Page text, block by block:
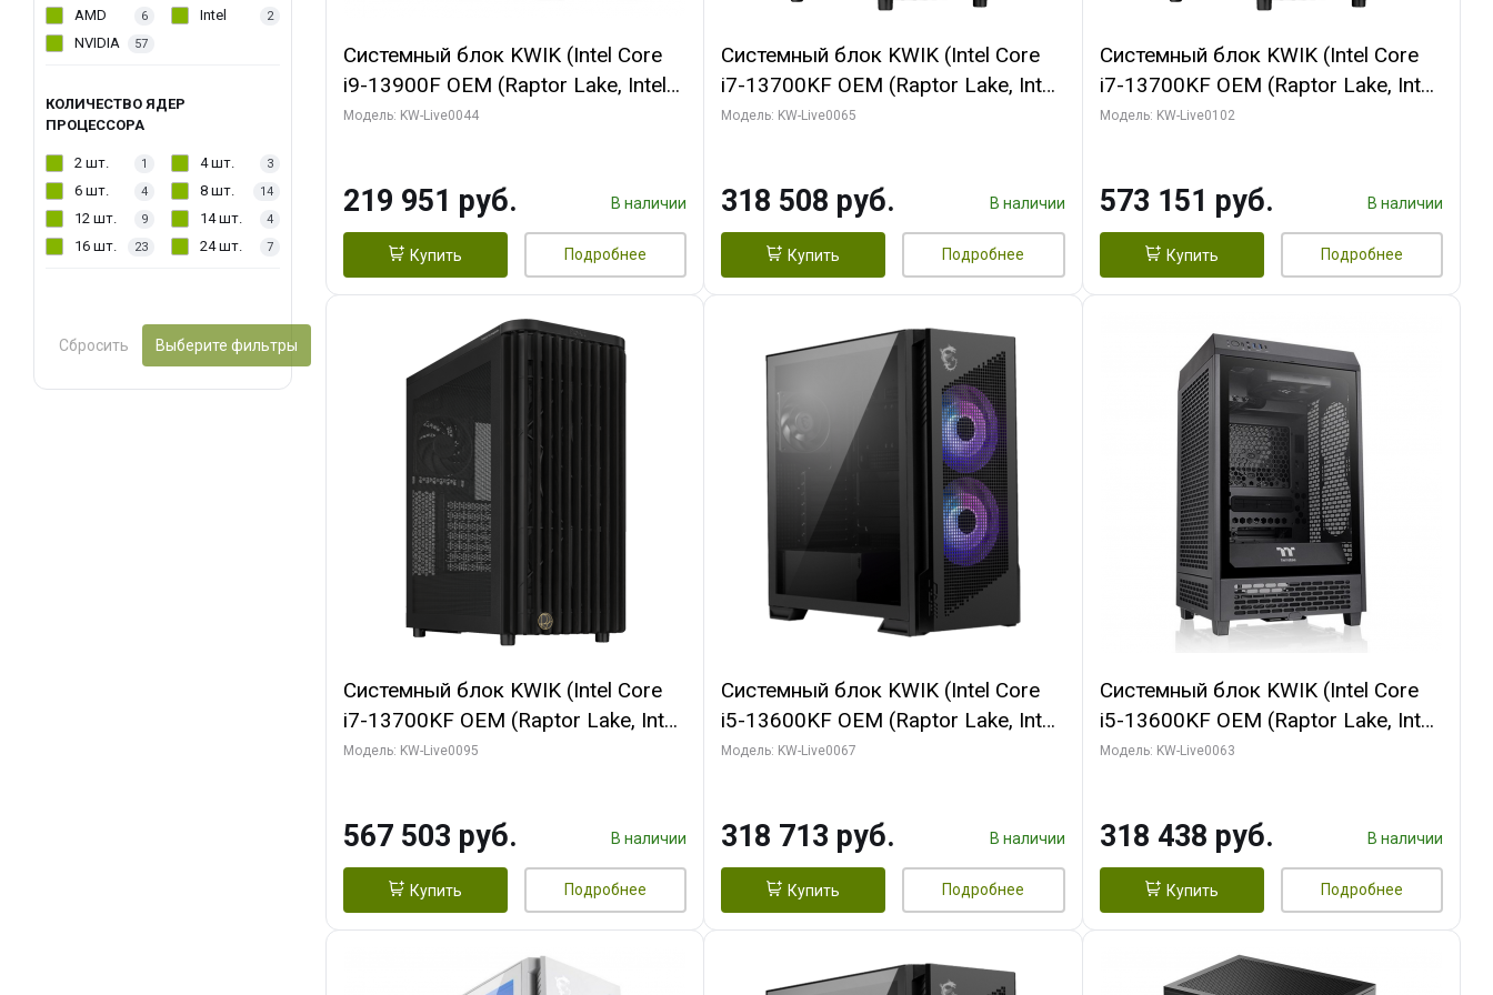
AMD 6 Intel 2
NVIDIA 57
КОЛИЧЕСТВО ЯДЕР
ПРОЦЕССОРА
2 шт. 1 4 шт. 3
6 шт. 4 8 шт. 14
12 шт. 9 14 шт. 4
16 шт. 23 24 шт. 7
Сбросить Выберите фильтры
Системный блок KWIK (Intel Core
i9-13900F OEM (Raptor Lake, Intel
7, Efficient-co/ 32 ГБ ОЗУ (2
HD/ 512 ГБ SSD)
Модель: KW-Live0044
219 951 руб. В наличии
Купить Подробнее
Системный блок KWIK (Intel Core
i7-13700KF OEM (Raptor Lake, Intel
7, C16 8EC/8PC/ 64 ГБ ОЗУ (2
2/ 1 ТБ SSD)
Модель: KW-Live0065
318 508 руб. В наличии
Купить Подробнее
Системный блок KWIK (Intel Core
i7-13700KF OEM (Raptor Lake, Intel
7, C16 8EC/8PC/ 32 ГБ ОЗУ (2
Turbo/ 960 ГБ SSD)
Модель: KW-Live0102
573 151 руб. В наличии
Купить Подробнее
Системный блок KWIK (Intel Core
i7-13700KF OEM (Raptor Lake, Intel
7, C16 8EC/8PC/ 32 ГБ ОЗУ (2
Turbo/ 512 ГБ SSD)
Модель: KW-Live0095
567 503 руб. В наличии
Купить Подробнее
Системный блок KWIK (Intel Core
i5-13600KF OEM (Raptor Lake, Intel
7, C14 8EC/6PC/ 64 ГБ ОЗУ/ Palit
SSD)
Модель: KW-Live0067
318 713 руб. В наличии
Купить Подробнее
Системный блок KWIK (Intel Core
i5-13600KF OEM (Raptor Lake, Intel
7, C14 8EC/6PC/ 64 ГБ ОЗУ/ MSI
SSD)
Модель: KW-Live0063
318 438 руб. В наличии
Купить Подробнее